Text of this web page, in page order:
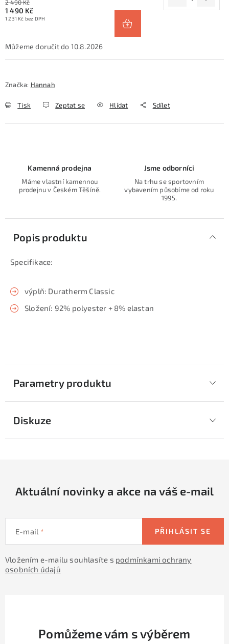
2 490 Kč
1 490 Kč
1 231 Kč bez DPH
10.8.2026
Značka: Hannah
Tisk Zeptat se Hlídat Sdílet
Kamenná prodejna
Máme vlastní kamennou
prodejnu v Českém Těšíně.
Jsme odborníci
Na trhu se sportovním
vybavením působíme od roku
1995.
Popis produktu
Specifikace:
výplň: Duratherm Classic
Složení: 92% polyester + 8% elastan
Parametry produktu
Diskuze
Aktuální novinky a akce na váš e-mail
E-mail
Vložením e-mailu souhlasíte s podmínkami ochrany
osobních údajů
PŘIHLÁSIT SE
Pomůžeme vám s výběrem